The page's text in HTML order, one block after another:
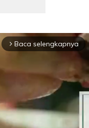
arrow_forward_ios Baca selengkapnya